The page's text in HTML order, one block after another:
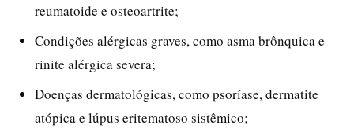
reumatoide e osteoartrite;
Condições alérgicas graves, como asma brônquica e
rinite alérgica severa;
Doenças dermatológicas, como psoríase, dermatite
atópica e lúpus eritematoso sistêmico;